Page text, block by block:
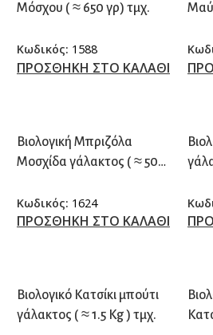
Μόσχου ( ≈ 650 γρ) τμχ.
Κωδικός: 1588
ΠΡΟΣΘΗΚΗ ΣΤΟ ΚΑΛΑΘΙ
Βιολογική Μπριζόλα
Μοσχίδα γάλακτος ( ≈ 500
Κωδικός: 1624
ΠΡΟΣΘΗΚΗ ΣΤΟ ΚΑΛΑΘΙ
Βιολογικό Κατσίκι μπούτι
γάλακτος ( ≈ 1.5 Kg ) τμχ.